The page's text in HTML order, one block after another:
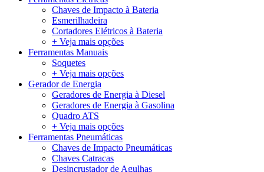
Chaves de Impacto à Bateria
Esmerilhadeira
Cortadores Elétricos à Bateria
+ Veja mais opções
Ferramentas Manuais
Soquetes
+ Veja mais opções
Gerador de Energia
Geradores de Energia à Diesel
Geradores de Energia à Gasolina
Quadro ATS
+ Veja mais opções
Ferramentas Pneumáticas
Chaves de Impacto Pneumáticas
Chaves Catracas
Desincrustador de Agulhas